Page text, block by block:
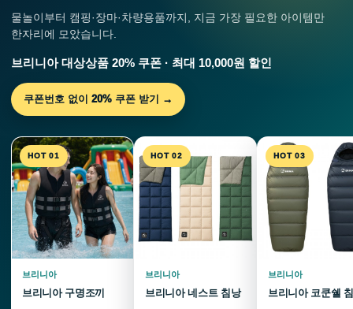
물놀이부터 캠핑·장마·차량용품까지, 지금 가장 필요한 아이템만
한자리에 모았습니다.
브리니아 대상상품 20% 쿠폰 · 최대 10,000원 할인
쿠폰번호 없이 20% 쿠폰 받기 →
HOT 01
브리니아
브리니아 구명조끼
HOT 02
브리니아
브리니아 네스트 침낭
HOT 03
브리니아
브리니아 코쿤쉘